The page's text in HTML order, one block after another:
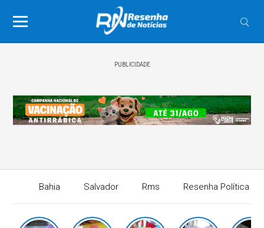
PUBLICIDADE
Bahia Salvador Rms Resenha Política